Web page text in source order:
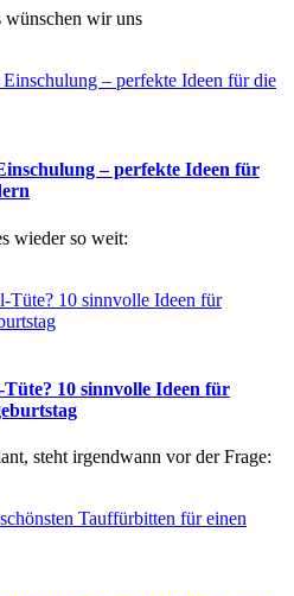
wünschen wir uns
– perfekte Ideen für
wieder so weit:
10 sinnvolle Ideen für
steht irgendwann vor der Frage: